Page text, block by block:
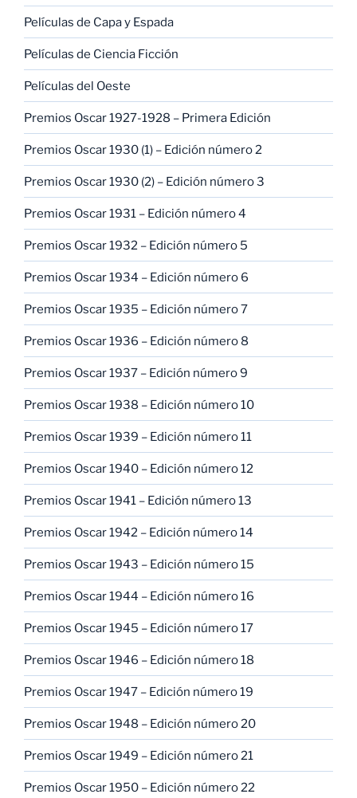
Películas de Capa y Espada
Películas de Ciencia Ficción
Películas del Oeste
Premios Oscar 1927-1928 – Primera Edición
Premios Oscar 1930 (1) – Edición número 2
Premios Oscar 1930 (2) – Edición número 3
Premios Oscar 1931 – Edición número 4
Premios Oscar 1932 – Edición número 5
Premios Oscar 1934 – Edición número 6
Premios Oscar 1935 – Edición número 7
Premios Oscar 1936 – Edición número 8
Premios Oscar 1937 – Edición número 9
Premios Oscar 1938 – Edición número 10
Premios Oscar 1939 – Edición número 11
Premios Oscar 1940 – Edición número 12
Premios Oscar 1941 – Edición número 13
Premios Oscar 1942 – Edición número 14
Premios Oscar 1943 – Edición número 15
Premios Oscar 1944 – Edición número 16
Premios Oscar 1945 – Edición número 17
Premios Oscar 1946 – Edición número 18
Premios Oscar 1947 – Edición número 19
Premios Oscar 1948 – Edición número 20
Premios Oscar 1949 – Edición número 21
Premios Oscar 1950 – Edición número 22